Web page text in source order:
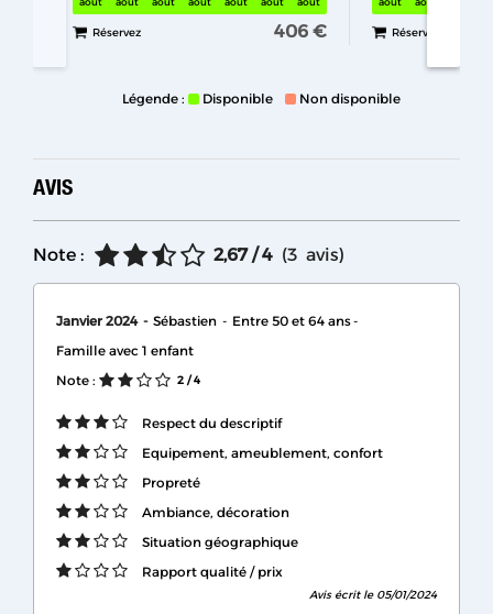
Réservez 406 € Réservez
Légende : Disponible Non disponible
AVIS
Note : 2,67 / 4 (3 avis)
Janvier 2024 Sébastien
Entre 50 et 64 ans
Famille avec 1 enfant
Note :
2 / 4
Respect du descriptif
Equipement, ameublement, confort
Propreté
Ambiance, décoration
Situation géographique
Rapport qualité / prix
Avis écrit le 05/01/2024